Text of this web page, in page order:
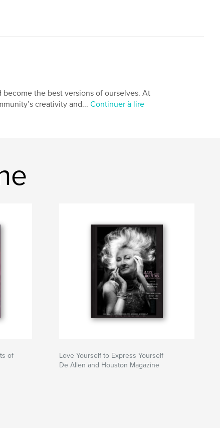
become the best versions of ourselves. At
creativity and... Continuer à lire
of
Love Yourself to Express Yourself
De Allen and Houston Magazine